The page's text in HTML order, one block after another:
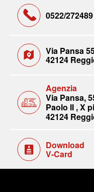
0522/272489
Via Pansa
42124
Agenzia
Via Pansa,
Paolo II , X
42124
Download
V-Card